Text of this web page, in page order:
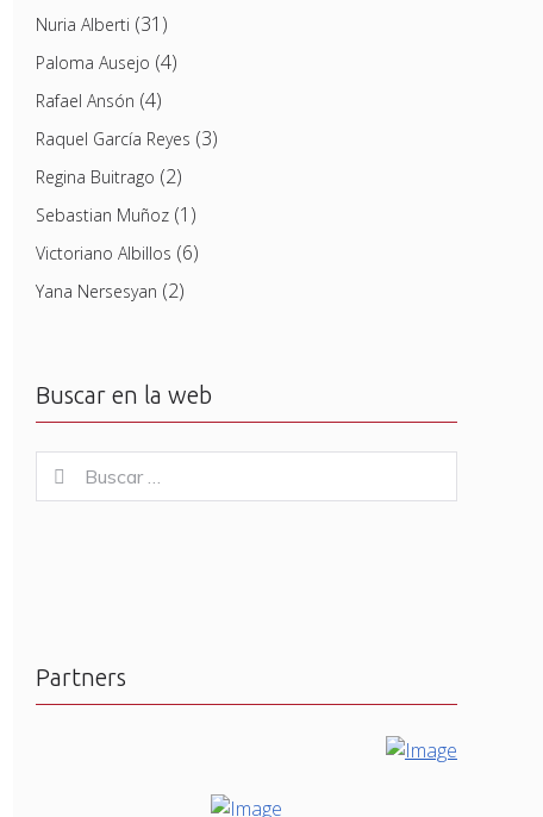
Nuria Alberti (31)
Paloma Ausejo (4)
Rafael Ansón (4)
Raquel García Reyes (3)
Regina Buitrago (2)
Sebastian Muñoz(1)
Victoriano Albillos (6)
Yana Nersesyan (2)
Buscar en la web
for:
Buscar
Partners